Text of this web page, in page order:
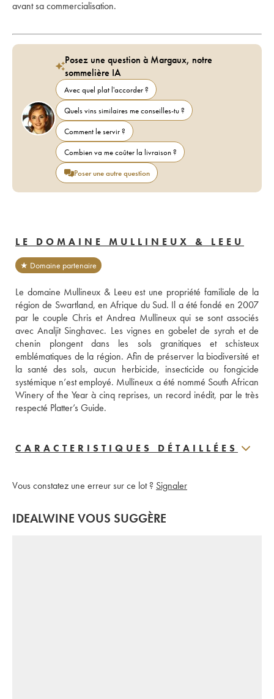
Posez une question à Margaux, notre
sommelière IA
Avec quel plat l'accorder ?
Quels vins similaires me conseilles-tu ?
Comment le servir ?
Combien va me coûter la livraison ?
Poser une autre question
LE DOMAINE MULLINEUX & LEEU
★ Domaine partenaire
Le domaine Mullineux & Leeu est une propriété familiale de la
région de Swartland, en Afrique du Sud. Il a été fondé en 2007
par le couple Chris et Andrea Mullineux qui se sont associés
avec Analjit Singhavec. Les vignes en gobelet de syrah et de
chenin plongent dans les sols granitiques et schisteux
emblématiques de la région. Afin de préserver la biodiversité et
la santé des sols, aucun herbicide, insecticide ou fongicide
systémique n’est employé. Mullineux a été nommé South African
Winery of the Year à cinq reprises, un record inédit, par le très
respecté Platter’s Guide.
CARACTERISTIQUES DÉTAILLÉES
Vous constatez une erreur sur ce lot ? Signaler
IDEALWINE VOUS SUGGÈRE